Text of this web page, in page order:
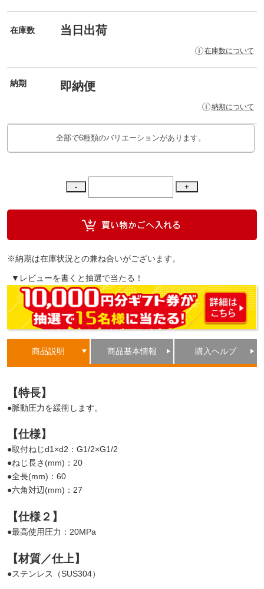
在庫数 当日出荷
在庫数について
納期 即納便
納期について
全部で6種類のバリエーションがあります。
※納期は在庫状況との兼ね合いがございます。
▼レビューを書くと抽選で当たる！
商品説明 商品基本情報 購入ヘルプ
【特長】
●脈動圧力を緩衝します。
【仕様】
●取付ねじd1×d2：G1/2×G1/2
●ねじ長さ(mm)：20
●全長(mm)：60
●六角対辺(mm)：27
【仕様２】
●最高使用圧力：20MPa
【材質／仕上】
●ステンレス（SUS304）